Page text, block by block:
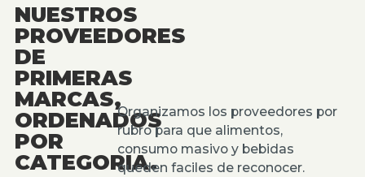
NUESTROS
PROVEEDORES
DE
PRIMERAS
MARCAS,
ORDENADOS
POR
CATEGORIA.
Organizamos los proveedores por
rubro para que alimentos,
consumo masivo y bebidas
queden faciles de reconocer.